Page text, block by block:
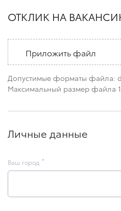
ОТКЛИК НА
Приложить файл
Допустимые форматы файла:
Максимальный размер файла
Личные данные
Ваш город